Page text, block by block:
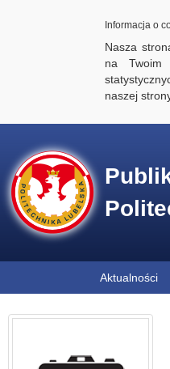
Informacja o
Nasza
na Twoim
naszej
Aktualności